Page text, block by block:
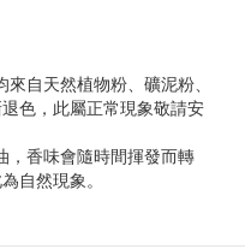
自天然植物粉、礦泥粉、
色，此屬正常現象敬請安
，香味會隨時間揮發而轉
自然現象。